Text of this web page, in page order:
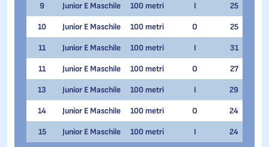
9 Junior E Maschile 100 metri I 25
10 Junior E Maschile 100 metri O 25
11 Junior E Maschile 100 metri I 31
11 Junior E Maschile 100 metri O 27
13 Junior E Maschile 100 metri I 29
14 Junior E Maschile 100 metri O 24
15 Junior E Maschile 100 metri I 24